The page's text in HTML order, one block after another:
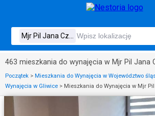
463 mieszkania do wynajęcia w Mjr Pil Jana
Początek > Mieszkania do Wynajęcia w Województwo
Wynajęcia w Gliwice > Mieszkania do Wynajęcia w Mjr